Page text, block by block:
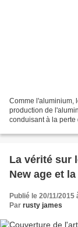
Comme l'aluminium,
production de
conduisant à la perte
La vérité sur
New age et
Publié le 20/11/2015
Par rusty james